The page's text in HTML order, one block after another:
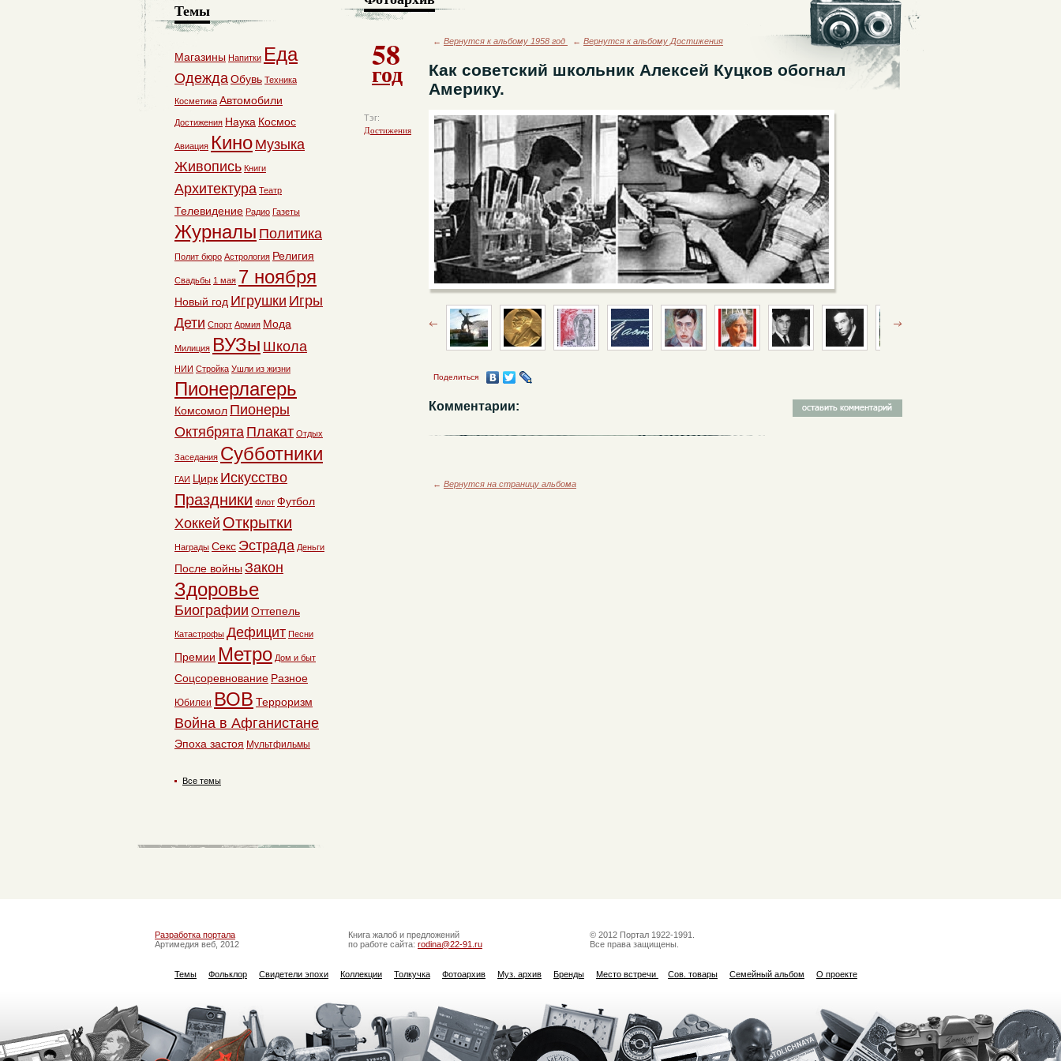
58
год
Тэг:
Достижения
← Вернутся к альбому 1958 год ← Вернутся к альбому Достижения
Как советский школьник Алексей Куцков обогнал
Америку.
Поделиться
Комментарии:
← Вернутся на страницу альбома
Темы
Магазины Напитки Еда
ОдеждаОбувь Техника
Косметика Автомобили
Достижения Наука Космос
Авиация Кино Музыка
Живопись Книги
Архитектура Театр
Телевидение Радио Газеты
Журналы Политика
Полит бюро Астрология Религия
Свадьбы 1 мая 7 ноября
Новый год Игрушки Игры
Дети Спорт Армия Мода
Милиция ВУЗы Школа
НИИ Стройка Ушли из жизни
Пионерлагерь
Комсомол Пионеры
Октябрята Плакат Отдых
Заседания Субботники
ГАИ Цирк Искусство
Праздники Флот Футбол
Хоккей Открытки
Награды Секс Эстрада Деньги
После войны Закон
Здоровье
Биографии Оттепель
Катастрофы Дефицит Песни
Премии Метро Дом и быт
Соцсоревнование Разное
Юбилеи ВОВ Терроризм
Война в Афганистане
Эпоха застоя Мультфильмы
Все темы
Разработка портала
Артимедия веб, 2012
Книга жалоб и предложений
по работе сайта: rodina@22-91.ru
© 2012 Портал 1922-1991.
Все права защищены.
Темы Фольклор Свидетели эпохи Коллекции Толкучка Фотоархив Муз. архив Бренды Место встречи Сов. товары Семейный альбом О проекте